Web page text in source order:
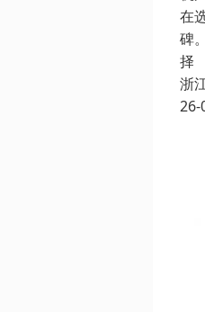
在
碑
择
浙
26-